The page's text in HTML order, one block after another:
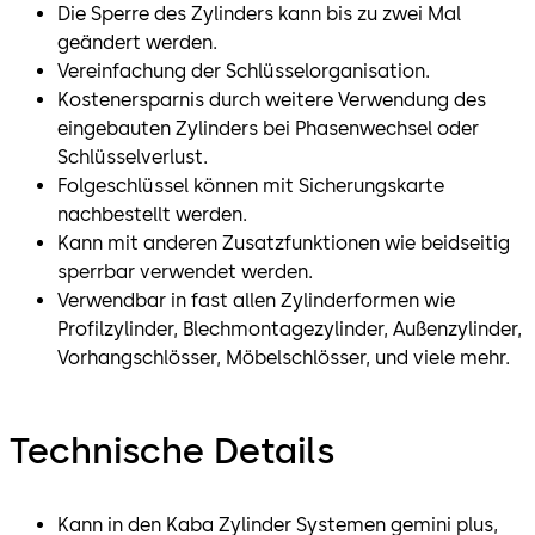
Die Sperre des Zylinders kann bis zu zwei Mal
geändert werden.
Vereinfachung der Schlüsselorganisation.
Kostenersparnis durch weitere Verwendung des
eingebauten Zylinders bei Phasenwechsel oder
Schlüsselverlust.
Folgeschlüssel können mit Sicherungskarte
nachbestellt werden.
Kann mit anderen Zusatzfunktionen wie beidseitig
sperrbar verwendet werden.
Verwendbar in fast allen Zylinderformen wie
Profilzylinder, Blechmontagezylinder, Außenzylinder,
Vorhangschlösser, Möbelschlösser, und viele mehr.
Technische Details
Kann in den Kaba Zylinder Systemen gemini plus,